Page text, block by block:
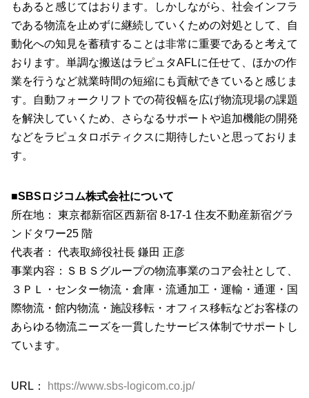
もあると感じてはおります。しかしながら、社会インフラ
である物流を止めずに継続していくための対処として、自
動化への知見を蓄積することは非常に重要であると考えて
おります。単調な搬送はラピュタAFLに任せて、ほかの作
業を行うなど就業時間の短縮にも貢献できていると感じま
す。自動フォークリフトでの荷役幅を広げ物流現場の課題
を解決していくため、さらなるサポートや追加機能の開発
などをラピュタロボティクスに期待したいと思っておりま
す。
■SBSロジコム株式会社について
所在地： 東京都新宿区西新宿 8-17-1 住友不動産新宿グラ
ンドタワー25 階
代表者： 代表取締役社長 鎌田 正彦
事業内容：ＳＢＳグループの物流事業のコア会社として、
３ＰＬ・センター物流・倉庫・流通加工・運輸・通運・国
際物流・館内物流・施設移転・オフィス移転などお客様の
あらゆる物流ニーズを一貫したサービス体制でサポートし
ています。
URL： https://www.sbs-logicom.co.jp/